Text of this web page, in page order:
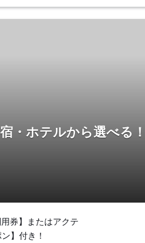
ホテルから選べる
券】またはアクテ
】付き！